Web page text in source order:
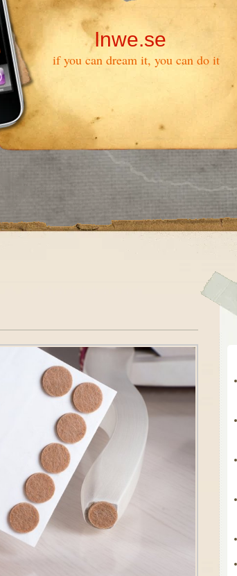
Inwe.se
if you can dream it, you can do it